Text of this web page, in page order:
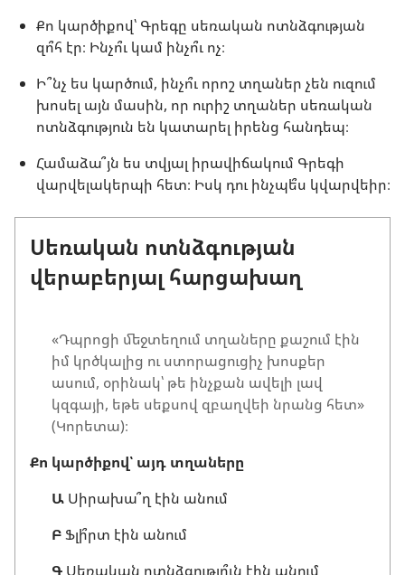
Քո կարծիքով՝ Գրեգը սեռական ոտնձգության
զո՞հ էր։ Ինչո՞ւ կամ ինչո՞ւ ոչ։
Ի՞նչ ես կարծում, ինչո՞ւ որոշ տղաներ չեն ուզում
խոսել այն մասին, որ ուրիշ տղաներ սեռական
ոտնձգություն են կատարել իրենց հանդեպ։
Համաձա՞յն ես տվյալ իրավիճակում Գրեգի
վարվելակերպի հետ։ Իսկ դու ինչպե՞ս կվարվեիր։
Սեռական ոտնձգության
վերաբերյալ հարցախաղ
«Դպրոցի մեջտեղում տղաները քաշում էին
իմ կրծկալից ու ստորացուցիչ խոսքեր
ասում, օրինակ՝ թե ինչքան ավելի լավ
կզգայի, եթե սեքսով զբաղվեի նրանց հետ»
(Կորետա)։
Քո կարծիքով՝ այդ տղաները
Ա Սիրախա՞ղ էին անում
ԲՖլի՞րտ էին անում
Գ Սեռական ոտնձգությո՞ւն էին անում